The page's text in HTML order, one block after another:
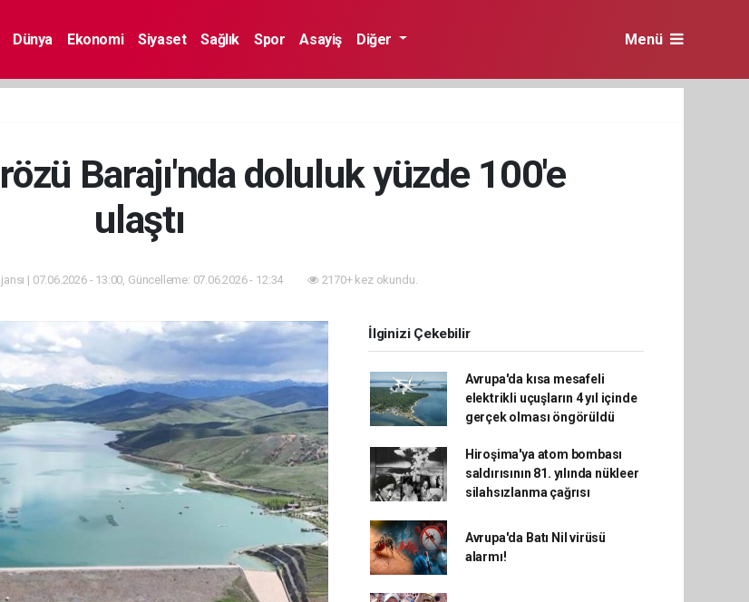
Dünya Ekonomi Siyaset Sağlık Spor Asayiş Diğer Menü
Barajı'nda doluluk yüzde 100'e
ulaştı
| 07.06.2026 - 13:00, Güncelleme: 07.06.2026 - 12:34 2170+ kez okundu.
İlginizi Çekebilir
Avrupa'da kısa mesafeli
elektrikli uçuşların 4 yıl içinde
gerçek olması öngörüldü
Hiroşima'ya atom bombası
saldırısının 81. yılında nükleer
silahsızlanma çağrısı
Avrupa'da Batı Nil virüsü
alarmı!